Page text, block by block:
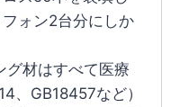
ォン2台分にしか
材はすべて医療
、GB18457など）